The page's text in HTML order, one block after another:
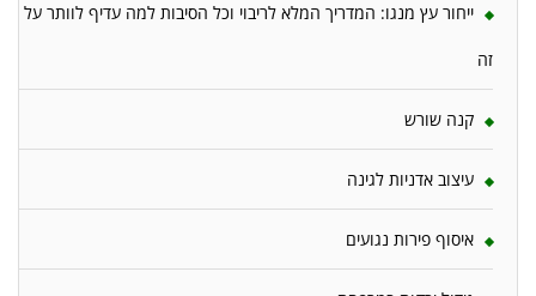
ייחור עץ מנגו: המדריך המלא לריבוי וכל הסיבות למה עדיף לוותר על
זה
קנה שורש
עיצוב אדניות לגינה
איסוף פירות נגועים